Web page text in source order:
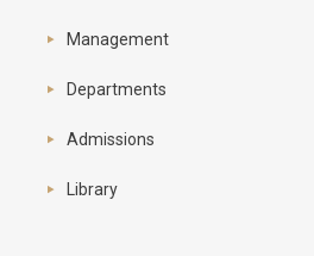
Management
Departments
Admissions
Library